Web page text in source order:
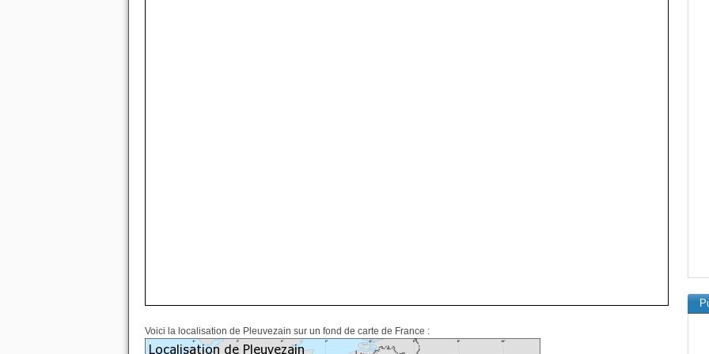
Voici la localisation de Pleuvezain sur un fond de carte de France :